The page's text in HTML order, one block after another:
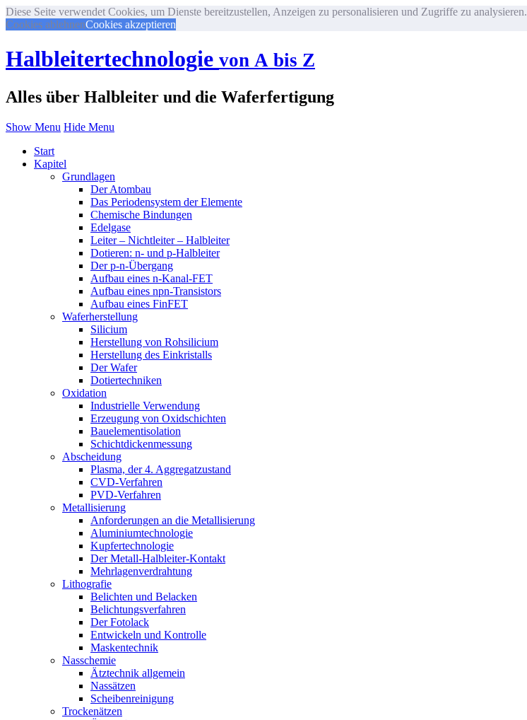
Diese Seite verwendet Cookies, um Dienste bereitzustellen, Anzeigen zu personalisieren und Zugriffe zu analysieren.
Cookies ablehnenCookies akzeptieren
Halbleitertechnologie von A bis Z
Alles über Halbleiter und die Waferfertigung
Show Menu Hide Menu
Start
Kapitel
Grundlagen
Der Atombau
Das Periodensystem der Elemente
Chemische Bindungen
Edelgase
Leiter – Nichtleiter – Halbleiter
Dotieren: n- und p-Halbleiter
Der p-n-Übergang
Aufbau eines n-Kanal-FET
Aufbau eines npn-Transistors
Aufbau eines FinFET
Waferherstellung
Silicium
Herstellung von Rohsilicium
Herstellung des Einkristalls
Der Wafer
Dotiertechniken
Oxidation
Industrielle Verwendung
Erzeugung von Oxidschichten
Bauelementisolation
Schichtdickenmessung
Abscheidung
Plasma, der 4. Aggregatzustand
CVD-Verfahren
PVD-Verfahren
Metallisierung
Anforderungen an die Metallisierung
Aluminiumtechnologie
Kupfertechnologie
Der Metall-Halbleiter-Kontakt
Mehrlagenverdrahtung
Lithografie
Belichten und Belacken
Belichtungsverfahren
Der Fotolack
Entwickeln und Kontrolle
Maskentechnik
Nasschemie
Ätztechnik allgemein
Nassätzen
Scheibenreinigung
Trockenätzen